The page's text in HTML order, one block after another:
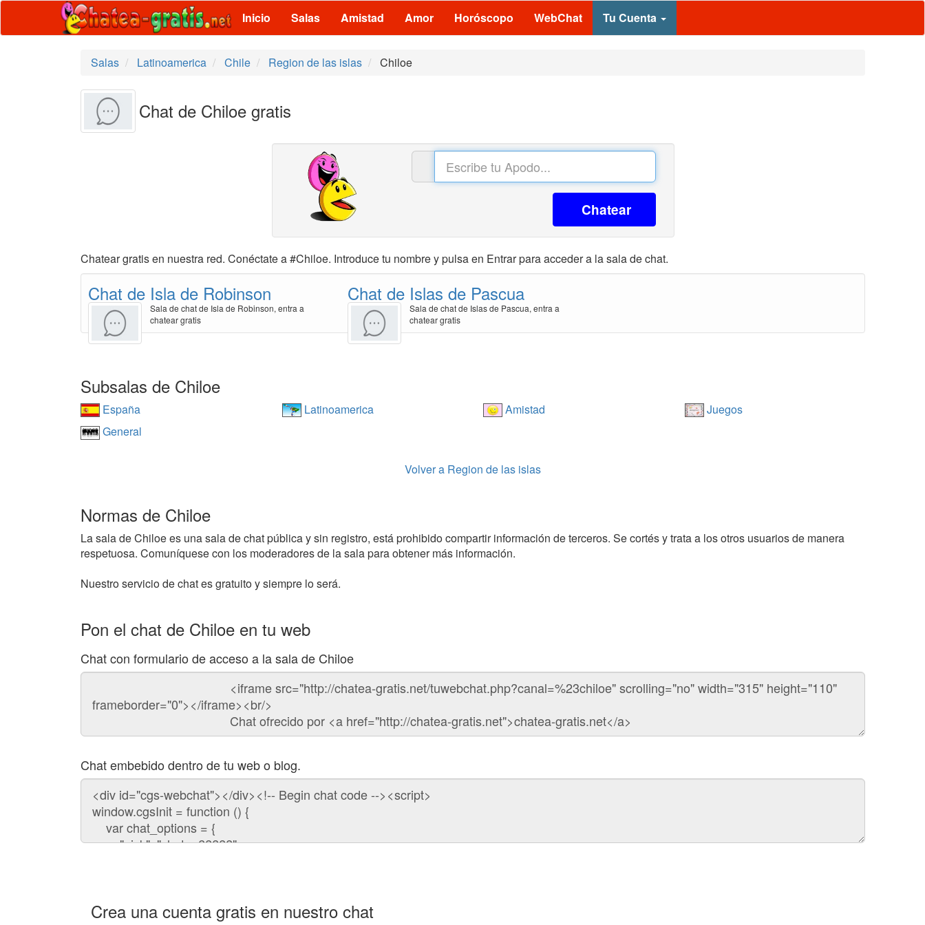
Inicio Salas Amistad Amor Horóscopo WebChat Tu Cuenta
Salas Latinoamerica Chile Region de las islas Chiloe
Chat de Chiloe gratis
Chatear
Chatear gratis en nuestra red. Conéctate a #Chiloe. Introduce tu nombre y pulsa en Entrar para acceder a la sala de chat.
Chat de Isla de Robinson
Sala de chat de Isla de Robinson, entra a
chatear gratis
Chat de Islas de Pascua
Sala de chat de Islas de Pascua, entra a
chatear gratis
Subsalas de Chiloe
España Latinoamerica Amistad
Juegos
General
Volver a Region de las islas
Normas de Chiloe
La sala de Chiloe es una sala de chat pública y sin registro, está prohibido compartir información de terceros. Se cortés y trata a los otros usuarios de manera
respetuosa. Comuníquese con los moderadores de la sala para obtener más información.
Nuestro servicio de chat es gratuito y siempre lo será.
Pon el chat de Chiloe en tu web
Chat con formulario de acceso a la sala de Chiloe
Código
chat
Chat embebido dentro de tu web o blog.
Código
para
embeber
chat
Crea una cuenta gratis en nuestro chat